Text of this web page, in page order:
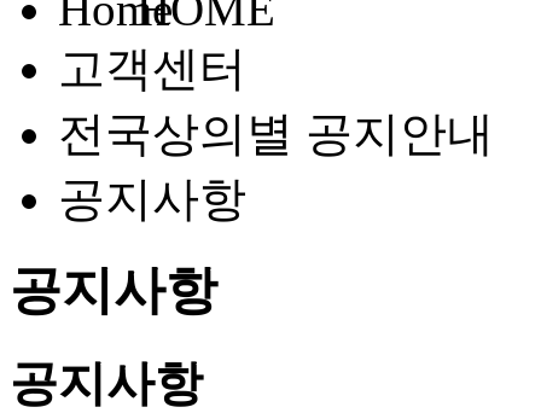
고객센터
전국상의별 공지안내
공지사항
공지사항
공지사항